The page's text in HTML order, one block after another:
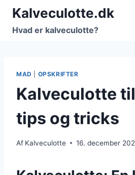
Fortsæt
indhold
Kalveculotte.dk
Hvad er kalveculotte?
MAD OPSKRIFTER
Kalveculotte
tips og tricks
Af Kalveculotte 16. december